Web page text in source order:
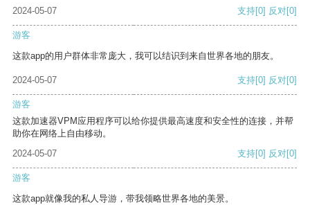
2024-05-07 支持[0] 反对[0]
游客
这款app的用户群体非常庞大，我可以结识到来自世界各地的朋友。
2024-05-07 支持[0] 反对[0]
游客
这款加速器VPM应用程序可以给你提供最高速度和安全性的连接，并帮
助你在网络上自由移动。
2024-05-07
支持[0] 反对[0]
游客
这款app就像我的私人导游，带我领略世界各地的美景。